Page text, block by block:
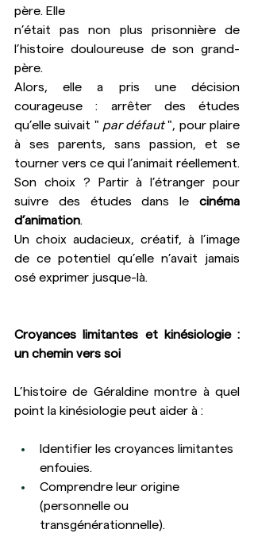
père. Elle
n’était pas non plus prisonnière de
l’histoire douloureuse de son grand-
père.
Alors, elle a pris une décision
courageuse : arrêter des études
qu’elle suivait " par défaut ", pour plaire
à ses parents, sans passion, et se
tourner vers ce qui l’animait réellement.
Son choix ? Partir à l’étranger pour
suivre des études dans le cinéma
d’animation.
Un choix audacieux, créatif, à l’image
de ce potentiel qu’elle n’avait jamais
osé exprimer jusque-là.
Croyances limitantes et kinésiologie :
un chemin vers soi
L’histoire de Géraldine montre à quel
point la kinésiologie peut aider à :
Identifier les croyances limitantes
enfouies.
Comprendre leur origine
(personnelle ou
transgénérationnelle).